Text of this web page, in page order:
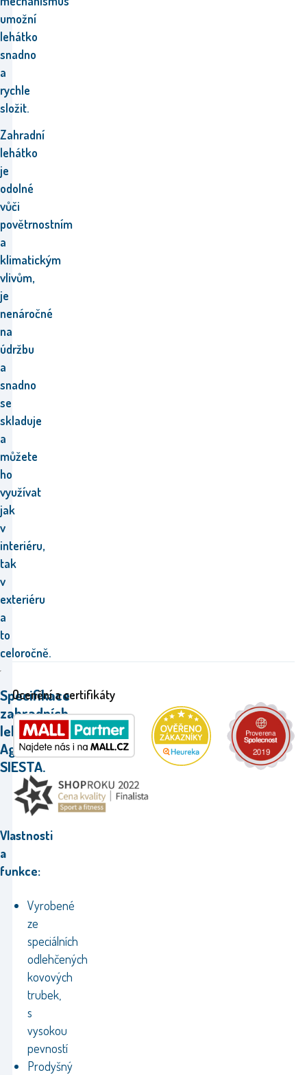
umožní
lehátko
snadno
a
rychle
složit.
Zahradní
lehátko
je
odolné
vůči
povětrnostním
a
klimatickým
vlivům,
je
nenáročné
na
údržbu
a
snadno
se
skladuje
a
můžete
ho
využívat
jak
v
interiéru,
tak
v
exteriéru
a
to
celoročně.
Specifikace
zahradních
lehátek
Aga
SIESTA.
Vlastnosti
a
funkce:
Vyrobené
ze
speciálních
odlehčených
kovových
trubek,
s
vysokou
pevností
Prodyšný
Ocenění a certifikáty